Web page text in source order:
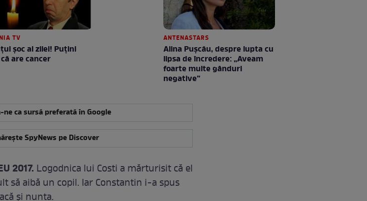
TV
şoc al zilei! Puţini
are cancer
ANTENASTARS
Alina Pușcău, despre lupta cu
lipsa de încredere: „Aveam
foarte multe gânduri
negative”
ne ca sursă preferată în Google
SpyNews pe Discover
2017. Logodnica lui Costi a mărturisit că el
să aibă un copil. Iar Constantin i-a spus
şi nunta.